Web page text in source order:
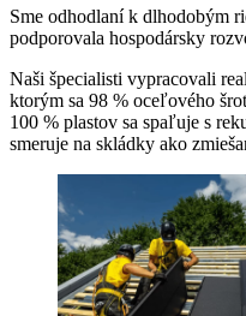
Sme odhodlaní k dlhodobým
podporovala hospodársky
Naši špecialisti vypracovali
ktorým sa 98 % oceľového
100 % plastov sa spaľuje s
smeruje na skládky ako